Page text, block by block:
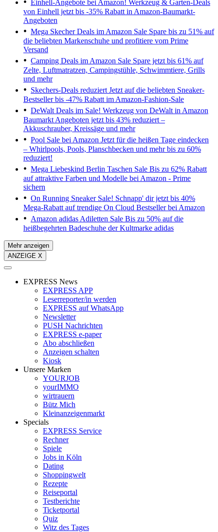
Einhell-Angebote bei Amazon! Werkzeug & Garten-Deals
von Einhell jetzt bis -35% Rabatt in Amazon-Baumarkt-
Angeboten
Mega Skecher Deals im Amazon Sale Spare bis zu 51% auf
die beliebten Markenschuhe und profitiere vom Prime
Versand
Camping Deals im Amazon Sale Spare jetzt bis 61% auf
Zelte, Luftmatratzen, Campingstühle, Schwimmtiere, Grills
und mehr
Skechers-Deals reduziert Jetzt auf die beliebten Sneaker-
Bestseller bis -47% Rabatt im Amazon-Fashion-Sale
DeWalt Deals im Sale! Werkzeug von DeWalt in Amazon
Baumarkt Angeboten jetzt bis 43% reduziert –
Akkuschrauber, Kreissäge und mehr
Pool Sale bei Amazon Jetzt für die heißen Tage eindecken
– Whirlpools, Pools, Planschbecken und mehr bis zu 60%
reduziert!
Mega Liebeskind Berlin Taschen Sale Bis zu 62% Rabatt
auf attraktive Farben und Modelle bei Amazon - Prime
sichern
On Running Sneaker Sale! Schnapp' dir jetzt bis 40%
Mega-Rabatt auf trendige On Cloud Bestseller bei Amazon
Amazon adidas Adiletten Sale Bis zu 50% auf die
heißbegehrten Badeschuhe der Kultmarke adidas
Mehr anzeigen
ANZEIGE X
EXPRESS News
EXPRESS APP
Leserreporter/in werden
EXPRESS auf WhatsApp
Newsletter
PUSH Nachrichten
EXPRESS e-paper
Abo abschließen
Anzeigen schalten
Kiosk
Unsere Marken
YOURJOB
yourIMMO
wirtrauern
Bütz Mich
Kleinanzeigenmarkt
Specials
EXPRESS Service
Rechner
Spiele
Jobs in Köln
Dating
Shoppingwelt
Rezepte
Reiseportal
Testberichte
Ticketportal
Quiz
Witz des Tages